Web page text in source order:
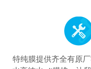
特纯膜提供齐全有原